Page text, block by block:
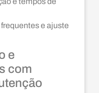
e ajuste
e
com